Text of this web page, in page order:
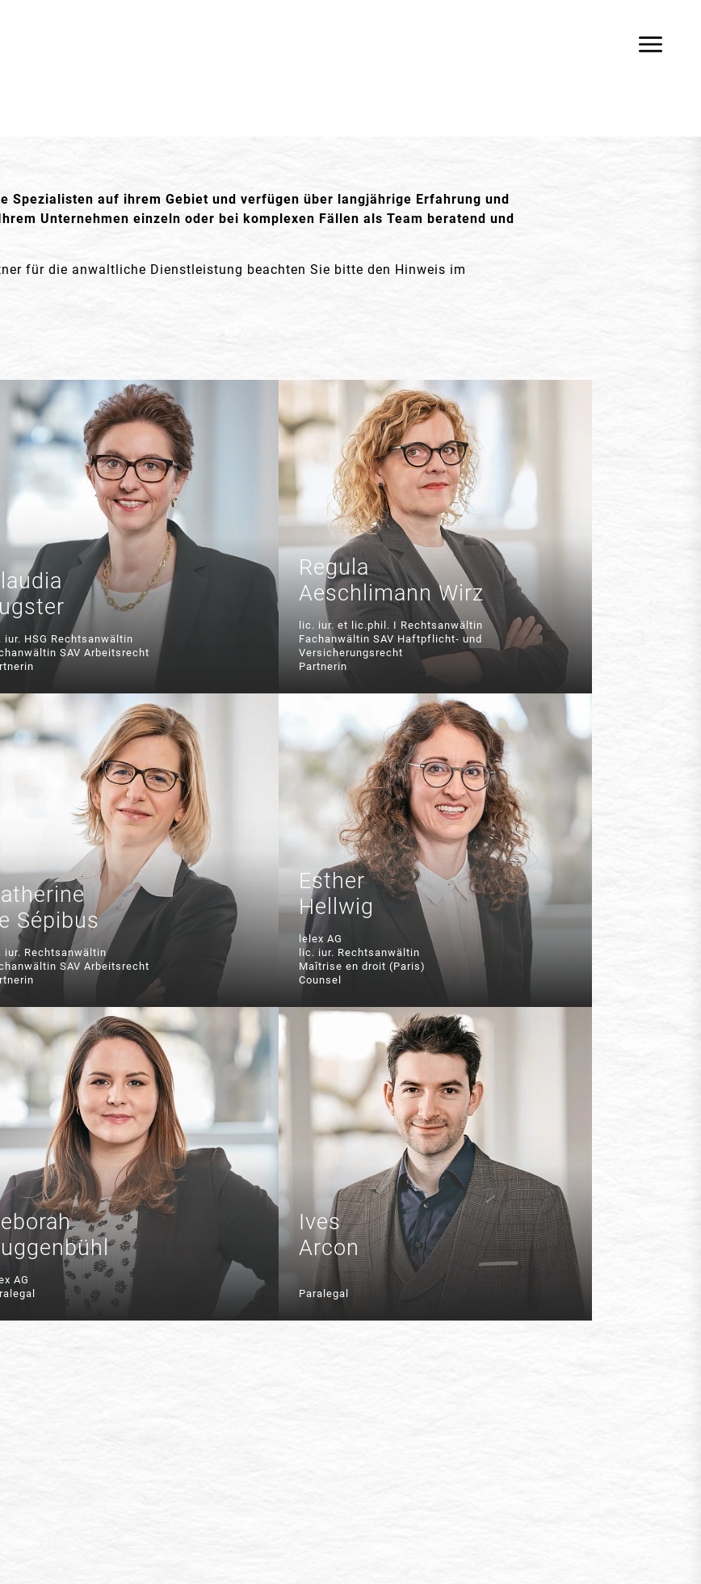
Spezialisten auf ihrem Gebiet und verfügen über langjährige Erfahrung und
Unternehmen einzeln oder bei komplexen Fällen als Team beratend und
für die anwaltliche Dienstleistung beachten Sie bitte den Hinweis im
iur. HSG Rechtsanwältin
SAV Arbeitsrecht
Regula
Aeschlimann Wirz
lic. iur. et lic.phil. I Rechtsanwältin
Fachanwältin SAV Haftpflicht- und
Versicherungsrecht
Partnerin
Sépibus
iur. Rechtsanwältin
SAV Arbeitsrecht
Esther
Hellwig
lelex AG
lic. iur. Rechtsanwältin
Maîtrise en droit (Paris)
Counsel
AG
Ives
Arcon
Paralegal